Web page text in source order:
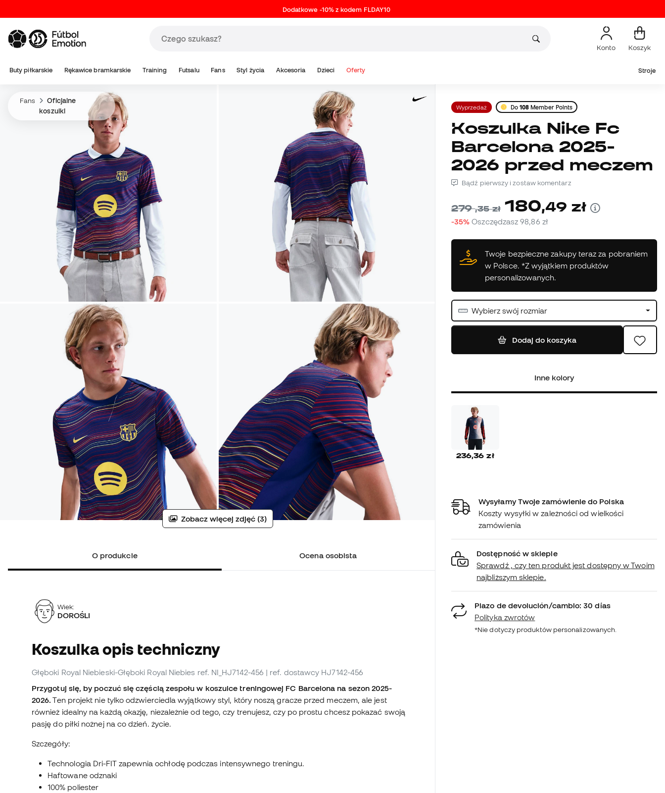
Dodatkowe -10% z kodem FLDAY10
Konto Koszyk
Buty piłkarskie Rękawice bramkarskie Training Futsalu Fans Styl życia Akcesoria Dzieci Oferty Stroje
Fans
Oficjalne
koszulki
Zobacz więcej zdjęć (3)
O produkcie Ocena osobista
Wiek:
DOROŚLI
Koszulka opis techniczny
Głęboki Royal Niebieski-Głęboki Royal Niebies ref. NI_HJ7142-456 | ref. dostawcy HJ7142-456
Przygotuj się, by poczuć się częścią zespołu w koszulce treningowej FC Barcelona na sezon 2025-
2026. Ten projekt nie tylko odzwierciedla wyjątkowy styl, który noszą gracze przed meczem, ale jest
również idealny na każdą okazję, niezależnie od tego, czy trenujesz, czy po prostu chcesz pokazać swoją
pasję do piłki nożnej na co dzień. życie.
Szczegóły:
Technologia Dri-FIT zapewnia ochłodę podczas intensywnego treningu.
Haftowane odznaki
100% poliester
Wyprzedaż Do 108 Member Points
Koszulka Nike Fc
Barcelona 2025-
2026 przed meczem
Bądź pierwszy i zostaw komentarz
279,35 zł 180,49 zł
-35% Oszczędzasz98,86 zł
Twoje bezpieczne zakupy teraz za pobraniem
w Polsce. *Z wyjątkiem produktów
personalizowanych.
Wybierz swój rozmiar
Dodaj do koszyka
Inne kolory
236,36 zł
Wysyłamy Twoje zamówienie do Polska
Koszty wysyłki w zależności od wielkości
zamówienia
Dostępność w sklepie
Sprawdź , czy ten produkt jest dostępny w Twoim
najbliższym sklepie.
Plazo de devolución/cambio: 30 días
Polityka zwrotów
*Nie dotyczy produktów personalizowanych.